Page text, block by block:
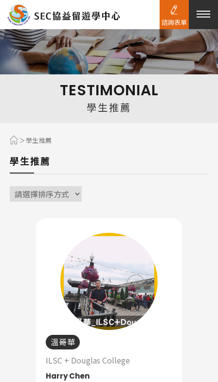
熱門搜尋：
TESTIMONIAL
學生推薦
學生推薦
學生推薦
溫哥華
ILSC + Douglas College
Harry Chen
諮詢表單